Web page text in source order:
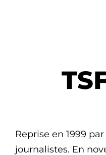
Reprise en 1999
journalistes. En